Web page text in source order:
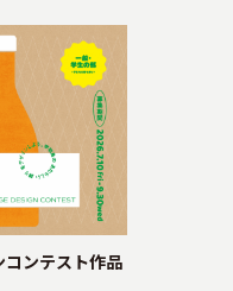
コンテスト作品